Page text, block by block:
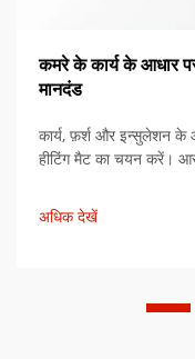
कमरे के कार्य के आधार
मानदंड
कार्य, फ़र्श और इन्सुलेशन के
हीटिंग मैट का चयन करें।
अधिक देखें